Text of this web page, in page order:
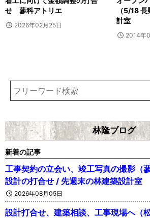
せ 蓼科アトリエ
2026年02月25日
（5/18
計室
2014年
林隆ブログ
新着の記事
工事契約の立会い、竣工写真の撮影（
設計の打合せ / 先週末の林建築設計室
2026年08月05日
設計打合せ、建築相談、工事現場へ（